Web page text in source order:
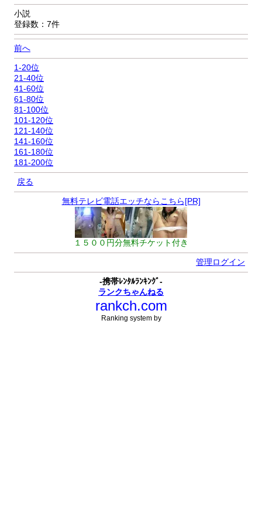
小説
登録数：7件
前へ
1-20位
21-40位
41-60位
61-80位
81-100位
101-120位
121-140位
141-160位
161-180位
181-200位
戻る
無料テレビ電話エッチならこちら[PR]
１５００円分無料チケット付き
管理ログイン
-携帯ﾚﾝﾀﾙﾗﾝｷﾝｸﾞ-
ランクちゃんねる
rankch.com
Ranking system by